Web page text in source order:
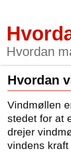
Hvordan
Hvordan
Vindmøllen
stedet for at
drejer
vindens